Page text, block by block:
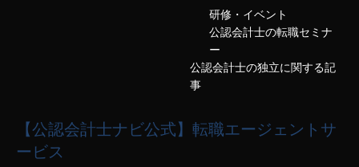
研修・イベント
公認会計士の転職セミナ
ー
公認会計士の独立に関する記
事
【公認会計士ナビ公式】転職エージェントサ
ービス